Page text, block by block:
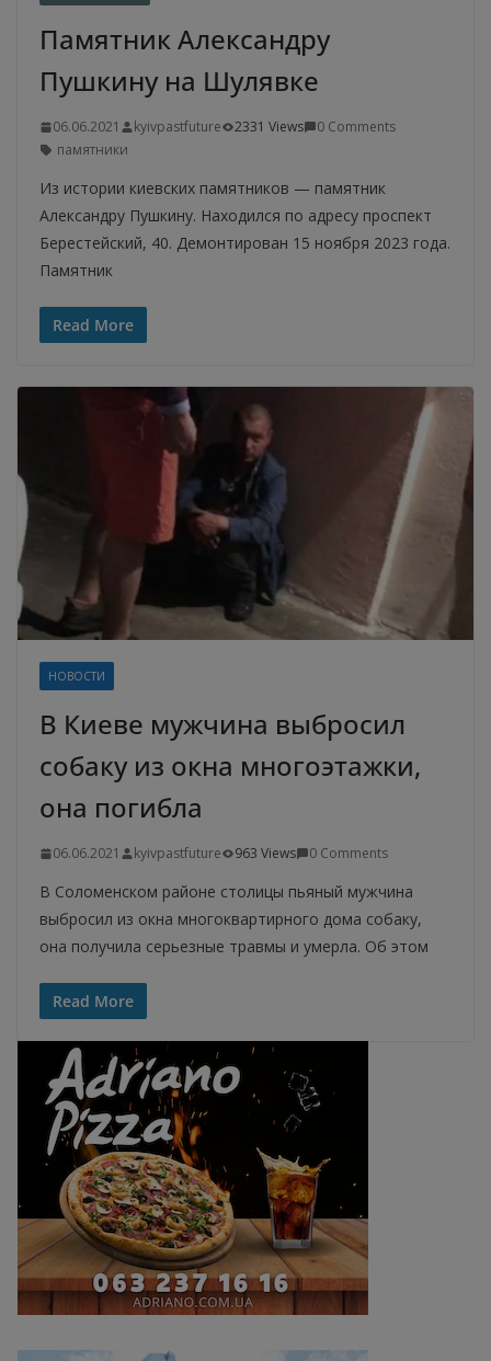
Памятник Александру
Пушкину на Шулявке
06.06.2021 kyivpastfuture 2331 Views
0 Comments
памятники
Из истории киевских памятников — памятник
Александру Пушкину. Находился по адресу проспект
Берестейский, 40. Демонтирован 15 ноября 2023 года.
Памятник
Read More
НОВОСТИ
В Киеве мужчина выбросил
собаку из окна многоэтажки,
она погибла
06.06.2021 kyivpastfuture 963 Views 0 Comments
В Соломенском районе столицы пьяный мужчина
выбросил из окна многоквартирного дома собаку,
она получила серьезные травмы и умерла. Об этом
Read More